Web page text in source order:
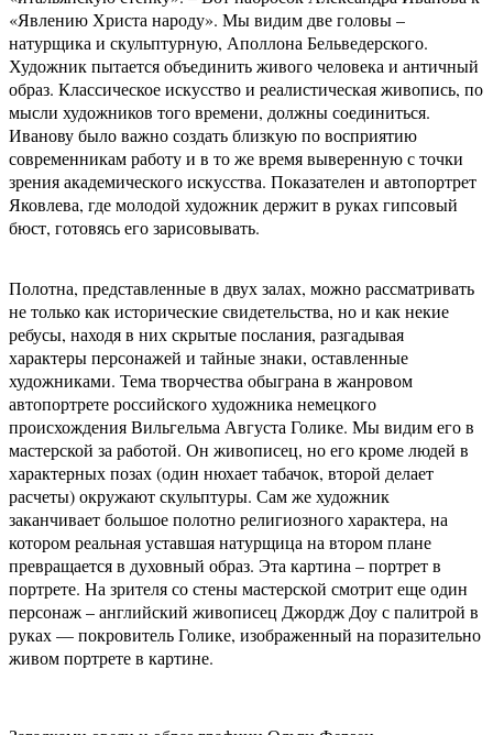
«Явлению Христа народу». Мы видим две головы –
натурщика и скульптурную, Аполлона Бельведерского.
Художник пытается объединить живого человека и античный
образ. Классическое искусство и реалистическая живопись, по
мысли художников того времени, должны соединиться.
Иванову было важно создать близкую по восприятию
современникам работу и в то же время выверенную с точки
зрения академического искусства. Показателен и автопортрет
Яковлева, где молодой художник держит в руках гипсовый
бюст, готовясь его зарисовывать.
Полотна, представленные в двух залах, можно рассматривать
не только как исторические свидетельства, но и как некие
ребусы, находя в них скрытые послания, разгадывая
характеры персонажей и тайные знаки, оставленные
художниками. Тема творчества обыграна в жанровом
автопортрете российского художника немецкого
происхождения Вильгельма Августа Голике. Мы видим его в
мастерской за работой. Он живописец, но его кроме людей в
характерных позах (один нюхает табачок, второй делает
расчеты) окружают скульптуры. Сам же художник
заканчивает большое полотно религиозного характера, на
котором реальная уставшая натурщица на втором плане
превращается в духовный образ. Эта картина – портрет в
портрете. На зрителя со стены мастерской смотрит еще один
персонаж – английский живописец Джордж Доу с палитрой в
руках — покровитель Голике, изображенный на поразительно
живом портрете в картине.